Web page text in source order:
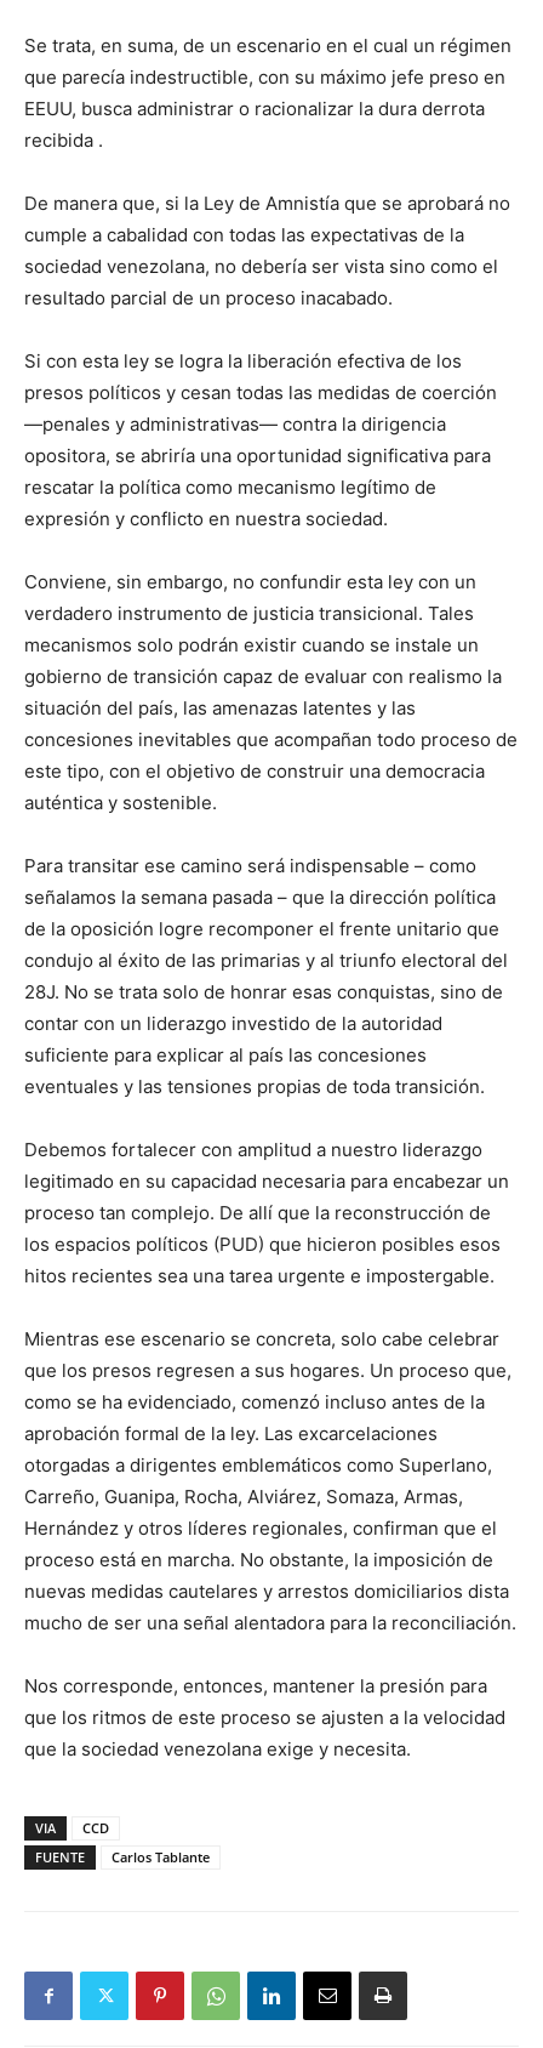
Se trata, en suma, de un escenario en el cual un régimen
que parecía indestructible, con su máximo jefe preso en
EEUU, busca administrar o racionalizar la dura derrota
recibida .
De manera que, si la Ley de Amnistía que se aprobará no
cumple a cabalidad con todas las expectativas de la
sociedad venezolana, no debería ser vista sino como el
resultado parcial de un proceso inacabado.
Si con esta ley se logra la liberación efectiva de los
presos políticos y cesan todas las medidas de coerción
—penales y administrativas— contra la dirigencia
opositora, se abriría una oportunidad significativa para
rescatar la política como mecanismo legítimo de
expresión y conflicto en nuestra sociedad.
Conviene, sin embargo, no confundir esta ley con un
verdadero instrumento de justicia transicional. Tales
mecanismos solo podrán existir cuando se instale un
gobierno de transición capaz de evaluar con realismo la
situación del país, las amenazas latentes y las
concesiones inevitables que acompañan todo proceso de
este tipo, con el objetivo de construir una democracia
auténtica y sostenible.
Para transitar ese camino será indispensable – como
señalamos la semana pasada – que la dirección política
de la oposición logre recomponer el frente unitario que
condujo al éxito de las primarias y al triunfo electoral del
28J. No se trata solo de honrar esas conquistas, sino de
contar con un liderazgo investido de la autoridad
suficiente para explicar al país las concesiones
eventuales y las tensiones propias de toda transición.
Debemos fortalecer con amplitud a nuestro liderazgo
legitimado en su capacidad necesaria para encabezar un
proceso tan complejo. De allí que la reconstrucción de
los espacios políticos (PUD) que hicieron posibles esos
hitos recientes sea una tarea urgente e impostergable.
Mientras ese escenario se concreta, solo cabe celebrar
que los presos regresen a sus hogares. Un proceso que,
como se ha evidenciado, comenzó incluso antes de la
aprobación formal de la ley. Las excarcelaciones
otorgadas a dirigentes emblemáticos como Superlano,
Carreño, Guanipa, Rocha, Alviárez, Somaza, Armas,
Hernández y otros líderes regionales, confirman que el
proceso está en marcha. No obstante, la imposición de
nuevas medidas cautelares y arrestos domiciliarios dista
mucho de ser una señal alentadora para la reconciliación.
Nos corresponde, entonces, mantener la presión para
que los ritmos de este proceso se ajusten a la velocidad
que la sociedad venezolana exige y necesita.
VIA
CCD
FUENTE
Carlos Tablante